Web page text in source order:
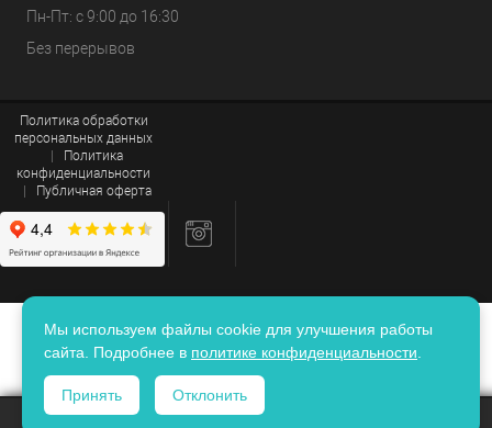
Мы используем файлы cookie для улучшения работы
сайта. Подробнее в политике конфиденциальности
Принять Отклонить
Пн-Пт: с 9:00 до 16:30
Без перерывов
Политика обработки
персональных данных
Политика
конфиденциальности
Публичная оферта